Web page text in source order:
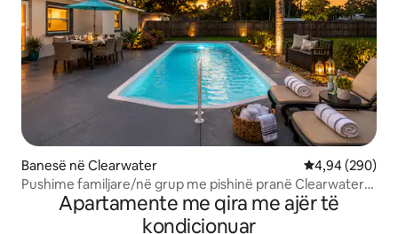
Banesë në Clearwater Vlerësimi
4,94 (290)
Pushime familjare/në grup me pishinë pranë Clearwater
Apartamente me qira me ajër të
kondicionuar